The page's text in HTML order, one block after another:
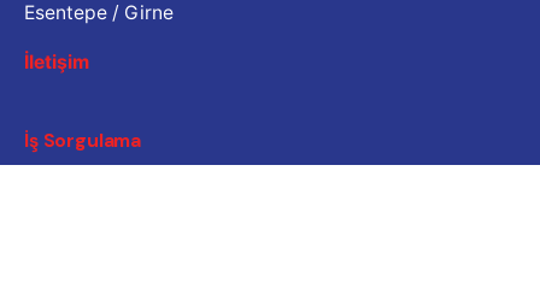
Esentepe / Girne
İletişim
İş Sorgulama